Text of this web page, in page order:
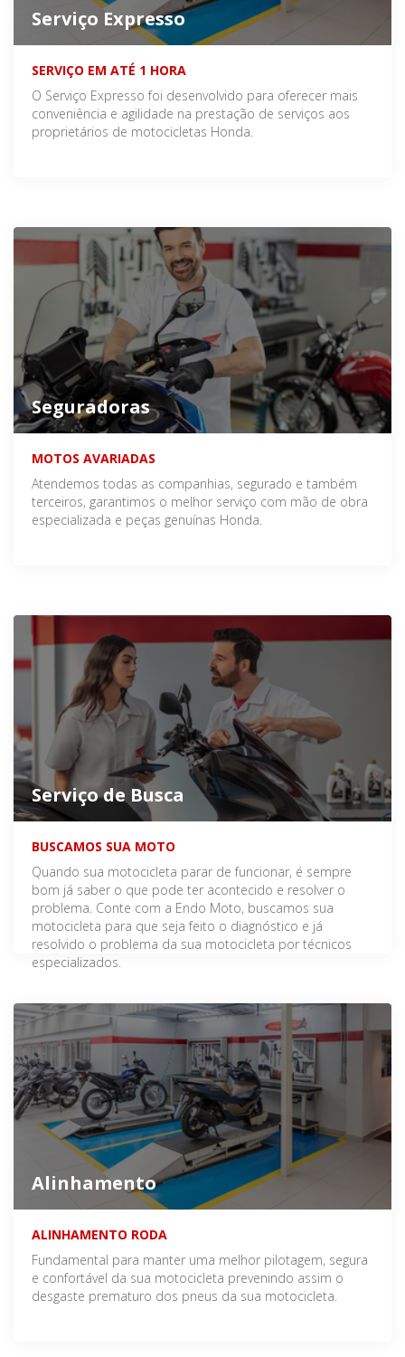
Serviço Expresso
SERVIÇO EM ATÉ 1 HORA
O Serviço Expresso foi desenvolvido para oferecer mais
conveniência e agilidade na prestação de serviços aos
proprietários de motocicletas Honda.
Seguradoras
MOTOS AVARIADAS
Atendemos todas as companhias, segurado e também
terceiros, garantimos o melhor serviço com mão de obra
especializada e peças genuínas Honda.
Serviço de Busca
BUSCAMOS SUA MOTO
Quando sua motocicleta parar de funcionar, é sempre
bom já saber o que pode ter acontecido e resolver o
problema. Conte com a Endo Moto, buscamos sua
motocicleta para que seja feito o diagnóstico e já
resolvido o problema da sua motocicleta por técnicos
especializados.
Alinhamento
ALINHAMENTO RODA
Fundamental para manter uma melhor pilotagem, segura
e confortável da sua motocicleta prevenindo assim o
desgaste prematuro dos pneus da sua motocicleta.